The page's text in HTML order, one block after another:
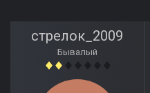
стрелок_2009
Бывалый